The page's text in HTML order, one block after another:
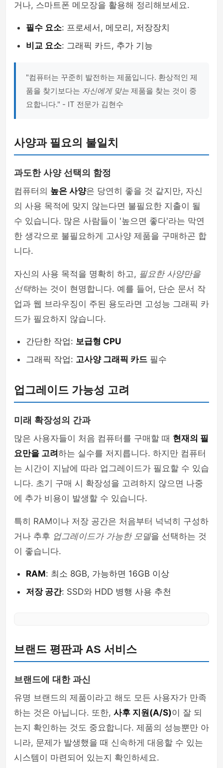
거나, 스마트폰 메모장을 활용해 정리해보세요.
필수 요소: 프로세서, 메모리, 저장장치
비교 요소: 그래픽 카드, 추가 기능
"컴퓨터는 꾸준히 발전하는 제품입니다. 환상적인 제
품을 찾기보다는 자신에게 맞는 제품을 찾는 것이 중
요합니다." - IT 전문가 김현수
사양과 필요의 불일치
과도한 사양 선택의 함정
컴퓨터의 높은 사양은 당연히 좋을 것 같지만, 자신
의 사용 목적에 맞지 않는다면 불필요한 지출이 될
수 있습니다. 많은 사람들이 '높으면 좋다'라는 막연
한 생각으로 불필요하게 고사양 제품을 구매하곤 합
니다.
자신의 사용 목적을 명확히 하고, 필요한 사양만을
선택하는 것이 현명합니다. 예를 들어, 단순 문서 작
업과 웹 브라우징이 주된 용도라면 고성능 그래픽 카
드가 필요하지 않습니다.
간단한 작업: 보급형 CPU
그래픽 작업: 고사양 그래픽 카드 필수
업그레이드 가능성 고려
미래 확장성의 간과
많은 사용자들이 처음 컴퓨터를 구매할 때 현재의 필
요만을 고려하는 실수를 저지릅니다. 하지만 컴퓨터
는 시간이 지남에 따라 업그레이드가 필요할 수 있습
니다. 초기 구매 시 확장성을 고려하지 않으면 나중
에 추가 비용이 발생할 수 있습니다.
특히 RAM이나 저장 공간은 처음부터 넉넉히 구성하
거나 추후 업그레이드가 가능한 모델을 선택하는 것
이 좋습니다.
RAM: 최소 8GB, 가능하면 16GB 이상
저장 공간: SSD와 HDD 병행 사용 추천
브랜드 평판과 AS 서비스
브랜드에 대한 과신
유명 브랜드의 제품이라고 해도 모든 사용자가 만족
하는 것은 아닙니다. 또한, 사후 지원(A/S)이 잘 되
는지 확인하는 것도 중요합니다. 제품의 성능뿐만 아
니라, 문제가 발생했을 때 신속하게 대응할 수 있는
시스템이 마련되어 있는지 확인하세요.